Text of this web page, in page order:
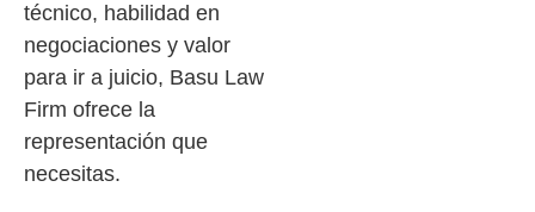
técnico, habilidad en
negociaciones y valor
para ir a juicio, Basu Law
Firm ofrece la
representación que
necesitas.